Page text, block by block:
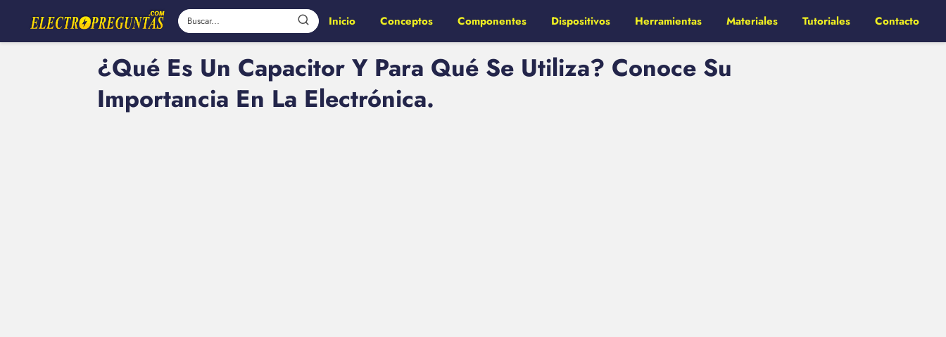
Inicio Conceptos Componentes Dispositivos Herramientas Materiales Tutoriales Contacto
¿Qué Es Un Capacitor Y Para Qué Se Utiliza? Conoce Su
Importancia En La Electrónica.